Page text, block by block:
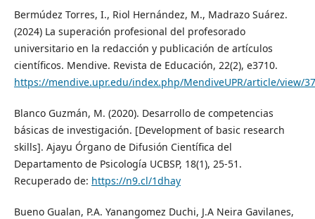
Bermúdez Torres, I., Riol Hernández, M., Madrazo Suárez.
(2024) La superación profesional del profesorado
universitario en la redacción y publicación de artículos
científicos. Mendive. Revista de Educación, 22(2), e3710.
https://mendive.upr.edu/index.php/MendiveUPR/article/view/
Blanco Guzmán, M. (2020). Desarrollo de competencias
básicas de investigación. [Development of basic research
skills]. Ajayu Órgano de Difusión Científica del
Departamento de Psicología UCBSP, 18(1), 25-51.
Recuperado de: https://n9.cl/1dhay
Bueno Gualan, P.A. Yanangomez Duchi, J.A Neira Gavilanes,